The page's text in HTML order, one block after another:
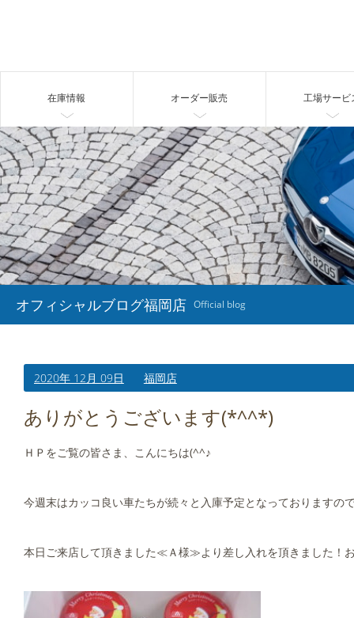
在庫情報 オーダー販売 工場サービ
オフィシャルブログ福岡店 Official blog
2020年 12月 09日 福岡店
ありがとうございます(*^^*)
ＨＰをご覧の皆さま、こんにちは(^^♪
今週末はカッコ良い車たちが続々と入庫予定となっておりますの
本日ご来店して頂きました≪Ａ様≫より差し入れを頂きました！